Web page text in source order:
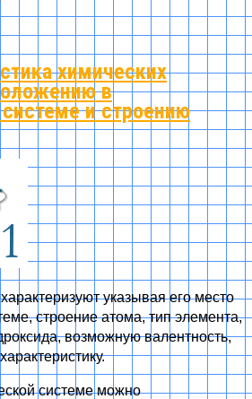
химических
в
и строению
указывая его место
строение атома, тип элемента,
возможную валентность,
системе можно